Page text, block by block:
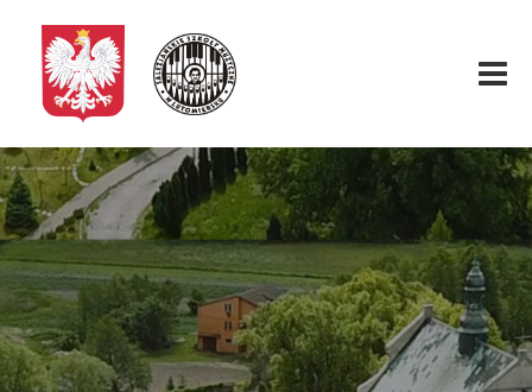
Start
O nas
Aktualności
Rekrutacja